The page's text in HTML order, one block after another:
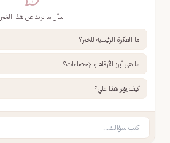
اسأل ما تريد عن هذا الخبر
ما الفكرة الرئيسية للخبر؟
ما هي أبرز الأرقام والإحصاءات؟
كيف يؤثر هذا علي؟